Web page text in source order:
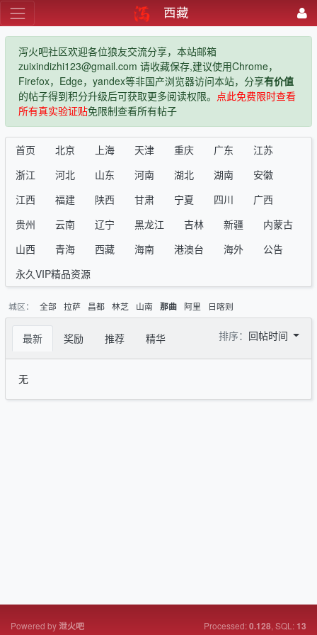
西藏
泻火吧社区欢迎各位狼友交流分享，本站邮箱
zuixindizhi123@gmail.com 请收藏保存,建议使用Chrome，
Firefox，Edge，yandex等非国产浏览器访问本站，分享有价值
的帖子得到积分升级后可获取更多阅读权限。 点此免费限时查看
所有真实验证贴免限制查看所有帖子
首页 北京 上海 天津 重庆 广东
江苏
浙江
河北 山东 河南 湖北 湖南
安徽
江西
福建 陕西 甘肃 宁夏 四川
广西
贵州
云南 辽宁 黑龙江 吉林 新疆
内蒙古
山西
青海 西藏 海南 港澳台 海外
公告
永久VIP精品资源
城区： 全部 拉萨 昌都 林芝 山南 那曲 阿里 日喀则
最新 奖励 推荐 精华 排序： 回帖时间
无
Powered by泄火吧 Processed:0.128, SQL: 13